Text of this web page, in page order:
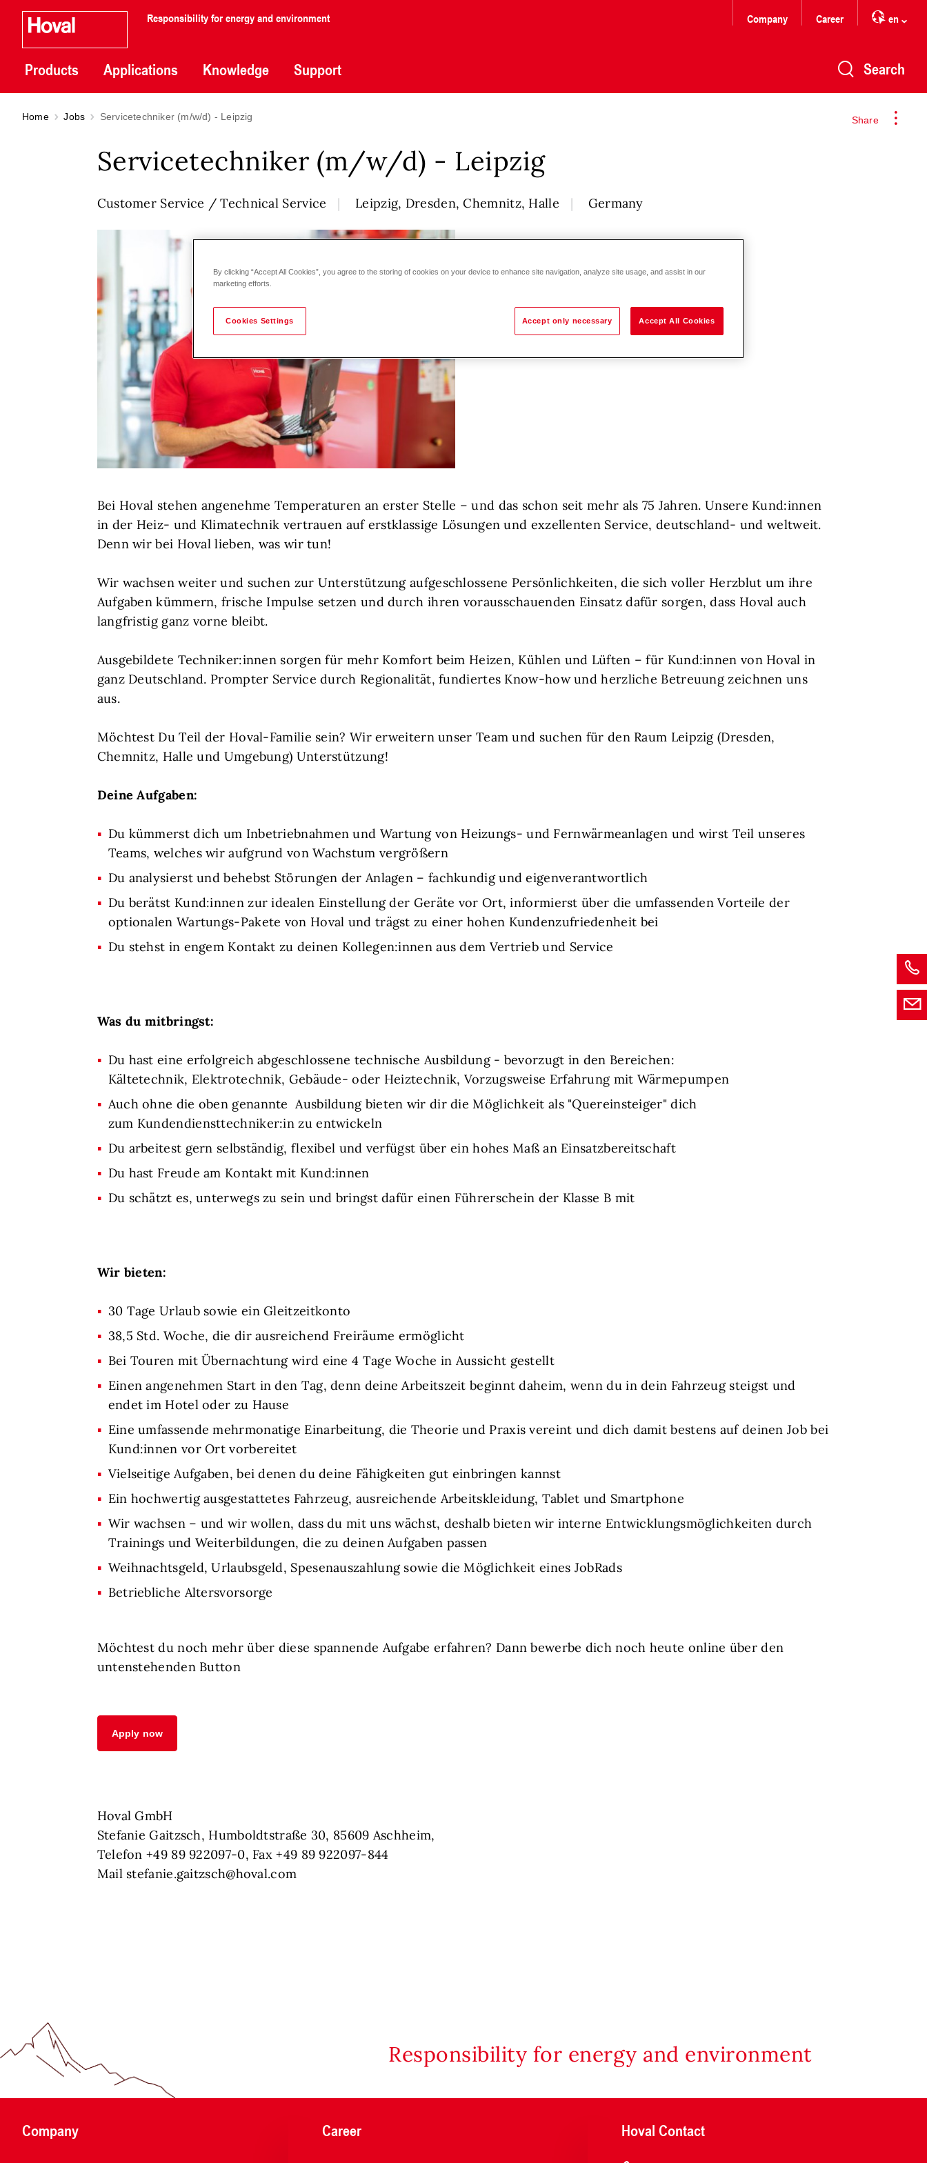
Responsibility for energy and environment
Products Applications Knowledge Support
Company Career en
Search
Share
Home Jobs Servicetechniker (m/w/d) - Leipzig
Servicetechniker (m/w/d) - Leipzig
Customer Service / Technical Service Leipzig, Dresden, Chemnitz, Halle Germany
Bei Hoval stehen angenehme Temperaturen an erster Stelle – und das schon seit mehr als 75 Jahren. Unsere Kund:innen
in der Heiz- und Klimatechnik vertrauen auf erstklassige Lösungen und exzellenten Service, deutschland- und weltweit.
Denn wir bei Hoval lieben, was wir tun!
Wir wachsen weiter und suchen zur Unterstützung aufgeschlossene Persönlichkeiten, die sich voller Herzblut um ihre
Aufgaben kümmern, frische Impulse setzen und durch ihren vorausschauenden Einsatz dafür sorgen, dass Hoval auch
langfristig ganz vorne bleibt.
Ausgebildete Techniker:innen sorgen für mehr Komfort beim Heizen, Kühlen und Lüften – für Kund:innen von Hoval in
ganz Deutschland. Prompter Service durch Regionalität, fundiertes Know-how und herzliche Betreuung zeichnen uns
aus.
Möchtest Du Teil der Hoval-Familie sein? Wir erweitern unser Team und suchen für den Raum Leipzig (Dresden,
Chemnitz, Halle und Umgebung) Unterstützung!
Deine Aufgaben:
Du kümmerst dich um Inbetriebnahmen und Wartung von Heizungs- und Fernwärmeanlagen und wirst Teil unseres
Teams, welches wir aufgrund von Wachstum vergrößern
Du analysierst und behebst Störungen der Anlagen – fachkundig und eigenverantwortlich
Du berätst Kund:innen zur idealen Einstellung der Geräte vor Ort, informierst über die umfassenden Vorteile der
optionalen Wartungs-Pakete von Hoval und trägst zu einer hohen Kundenzufriedenheit bei
Du stehst in engem Kontakt zu deinen Kollegen:innen aus dem Vertrieb und Service
Was du mitbringst:
Du hast eine erfolgreich abgeschlossene technische Ausbildung - bevorzugt in den Bereichen:
Kältetechnik, Elektrotechnik, Gebäude- oder Heiztechnik, Vorzugsweise Erfahrung mit Wärmepumpen
Auch ohne die oben genannte Ausbildung bieten wir dir die Möglichkeit als "Quereinsteiger" dich
zum Kundendiensttechniker:in zu entwickeln
Du arbeitest gern selbständig, flexibel und verfügst über ein hohes Maß an Einsatzbereitschaft
Du hast Freude am Kontakt mit Kund:innen
Du schätzt es, unterwegs zu sein und bringst dafür einen Führerschein der Klasse B mit
Wir bieten:
30 Tage Urlaub sowie ein Gleitzeitkonto
38,5 Std. Woche, die dir ausreichend Freiräume ermöglicht
Bei Touren mit Übernachtung wird eine 4 Tage Woche in Aussicht gestellt
Einen angenehmen Start in den Tag, denn deine Arbeitszeit beginnt daheim, wenn du in dein Fahrzeug steigst und
endet im Hotel oder zu Hause
Eine umfassende mehrmonatige Einarbeitung, die Theorie und Praxis vereint und dich damit bestens auf deinen Job bei
Kund:innen vor Ort vorbereitet
Vielseitige Aufgaben, bei denen du deine Fähigkeiten gut einbringen kannst
Ein hochwertig ausgestattetes Fahrzeug, ausreichende Arbeitskleidung, Tablet und Smartphone
Wir wachsen – und wir wollen, dass du mit uns wächst, deshalb bieten wir interne Entwicklungsmöglichkeiten durch
Trainings und Weiterbildungen, die zu deinen Aufgaben passen
Weihnachtsgeld, Urlaubsgeld, Spesenauszahlung sowie die Möglichkeit eines JobRads
Betriebliche Altersvorsorge
Möchtest du noch mehr über diese spannende Aufgabe erfahren? Dann bewerbe dich noch heute online über den
untenstehenden Button
Apply now
Hoval GmbH
Stefanie Gaitzsch, Humboldtstraße 30, 85609 Aschheim,
Telefon +49 89 922097-0, Fax +49 89 922097-844
Mail stefanie.gaitzsch@hoval.com
Responsibility for energy and environment
Company Career Hoval Contact
By clicking “Accept All Cookies”, you agree to the storing of cookies on your device to enhance site navigation, analyze site usage, and assist in our
marketing efforts.
Cookies Settings Accept only necessary Accept All Cookies